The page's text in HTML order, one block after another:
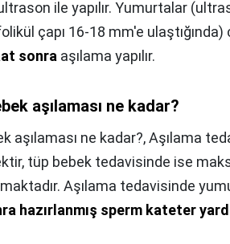
ile yapılır. Yumurtalar
çapı 16-18 mm'e
sonra aşılama yapılır.
aşılaması ne kadar?
aşılaması ne kadar?,Aşılama
tüp bebek tedavisinde ise
Aşılama tedavisinde
hazırlanmış sperm kateter